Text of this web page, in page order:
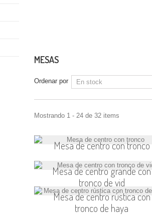
MESAS
Ordenar por
Mostrando 1 - 24 de 32 items
Mesa de centro con tronco
Mesa de centro grande con
tronco de vid
Mesa de centro rústica con
tronco de haya